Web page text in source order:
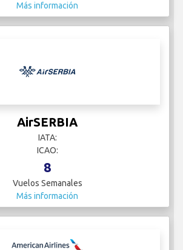
Más información
AirSERBIA
IATA:
ICAO:
8
Vuelos Semanales
Más información